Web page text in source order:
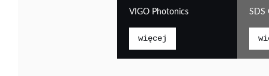
VIGO Photonics
więcej
SDS